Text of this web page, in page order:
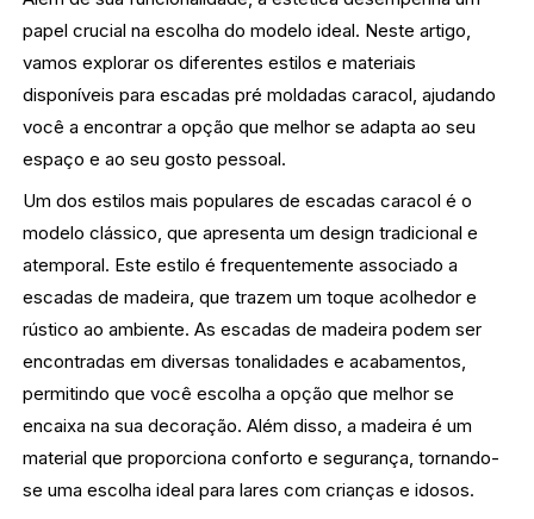
papel crucial na escolha do modelo ideal. Neste artigo,
vamos explorar os diferentes estilos e materiais
disponíveis para escadas pré moldadas caracol, ajudando
você a encontrar a opção que melhor se adapta ao seu
espaço e ao seu gosto pessoal.
Um dos estilos mais populares de escadas caracol é o
modelo clássico, que apresenta um design tradicional e
atemporal. Este estilo é frequentemente associado a
escadas de madeira, que trazem um toque acolhedor e
rústico ao ambiente. As escadas de madeira podem ser
encontradas em diversas tonalidades e acabamentos,
permitindo que você escolha a opção que melhor se
encaixa na sua decoração. Além disso, a madeira é um
material que proporciona conforto e segurança, tornando-
se uma escolha ideal para lares com crianças e idosos.